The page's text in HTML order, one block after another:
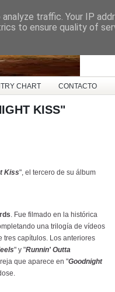
CHART CONTACTO
KISS"
Kiss", el tercero de su álbum
. Fue filmado en la histórica
una trilogía de vídeos
tres capítulos. Los anteriores
" y "Runnin' Outta
que aparece en "Goodnight
traffic. Your IP
to ensure quality of